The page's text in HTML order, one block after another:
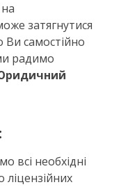
затягнутися
Ви самостійно
радимо
всі необхідні